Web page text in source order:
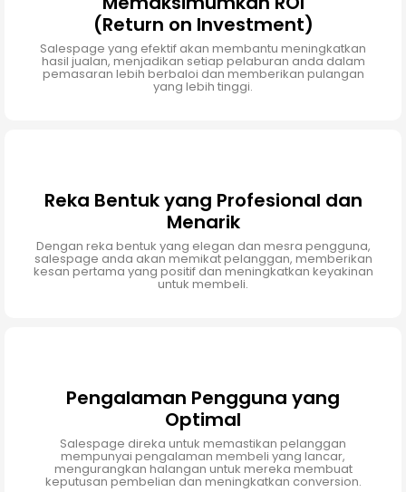
(Return on Investment)
Salespage yang efektif akan membantu meningkatkan
hasil jualan, menjadikan setiap pelaburan anda dalam
pemasaran lebih berbaloi dan memberikan pulangan
yang lebih tinggi.
Reka Bentuk yang Profesional dan
Menarik
Dengan reka bentuk yang elegan dan mesra pengguna,
salespage anda akan memikat pelanggan, memberikan
kesan pertama yang positif dan meningkatkan keyakinan
untuk membeli.
Pengalaman Pengguna yang
Optimal
Salespage direka untuk memastikan pelanggan
mempunyai pengalaman membeli yang lancar,
mengurangkan halangan untuk mereka membuat
keputusan pembelian dan meningkatkan conversion.